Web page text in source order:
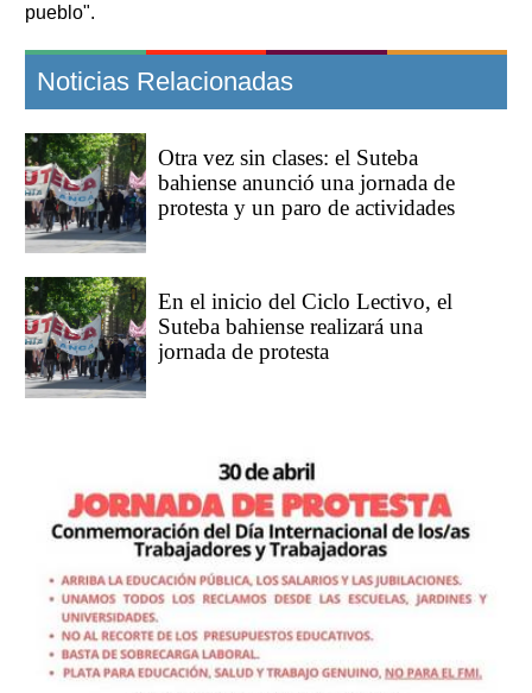
pueblo".
Noticias Relacionadas
Otra vez sin clases: el Suteba
bahiense anunció una jornada de
protesta y un paro de actividades
En el inicio del Ciclo Lectivo, el
Suteba bahiense realizará una
jornada de protesta